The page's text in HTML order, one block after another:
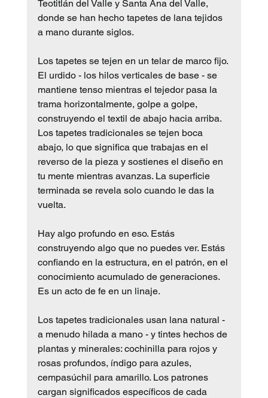
Teotitlán del Valle y Santa Ana del Valle,
donde se han hecho tapetes de lana tejidos
a mano durante siglos.
Los tapetes se tejen en un telar de marco fijo.
El urdido - los hilos verticales de base - se
mantiene tenso mientras el tejedor pasa la
trama horizontalmente, golpe a golpe,
construyendo el textil de abajo hacia arriba.
Los tapetes tradicionales se tejen boca
abajo, lo que significa que trabajas en el
reverso de la pieza y sostienes el diseño en
tu mente mientras avanzas. La superficie
terminada se revela solo cuando le das la
vuelta.
Hay algo profundo en eso. Estás
construyendo algo que no puedes ver. Estás
confiando en la estructura, en el patrón, en el
conocimiento acumulado de generaciones.
Es un acto de fe en un linaje.
Los tapetes tradicionales usan lana natural -
a menudo hilada a mano - y tintes hechos de
plantas y minerales: cochinilla para rojos y
rosas profundos, índigo para azules,
cempasúchil para amarillo. Los patrones
cargan significados específicos de cada